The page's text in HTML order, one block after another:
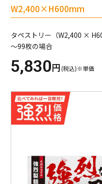
W2,400×H600mm
タペストリー（W2,400 ×
～99枚の場合
5,830円(税込)※単価